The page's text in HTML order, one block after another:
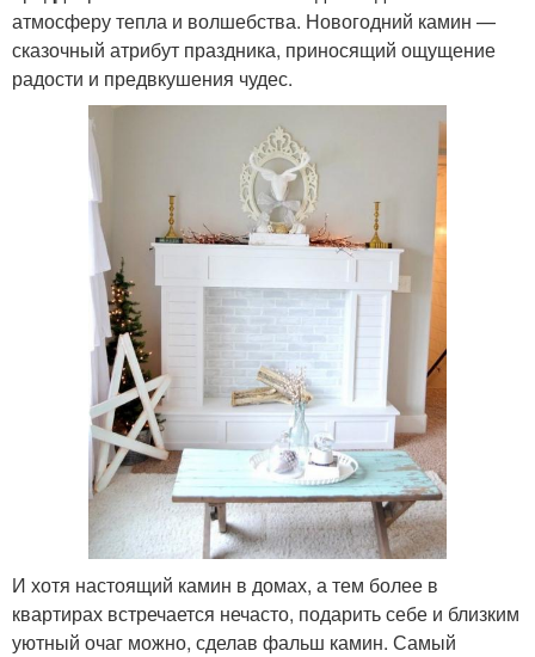
атмосферу тепла и волшебства. Новогодний камин —
сказочный атрибут праздника, приносящий ощущение
радости и предвкушения чудес.
И хотя настоящий камин в домах, а тем более в
квартирах встречается нечасто, подарить себе и близким
уютный очаг можно, сделав фальш камин. Самый